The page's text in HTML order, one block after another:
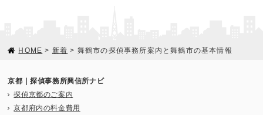
HOME > 新着 > 舞鶴市の探偵事務所案内と舞鶴市の基本情報
京都｜探偵事務所興信所ナビ
探偵京都のご案内
京都府内の料金費用